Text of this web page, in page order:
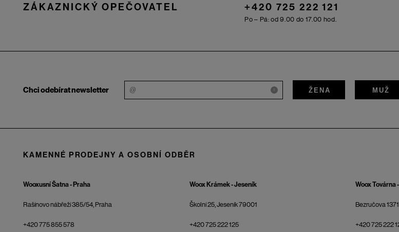
ZÁKAZNICKÝ OPEČOVATEL +420 725 222 121
Po – Pá: od 9.00 do 17.00 hod.
Chci odebírat newsletter i ŽENA MUŽ
KAMENNÉ PRODEJNY A OSOBNÍ ODBĚR
Wooxusní Šatna - Praha
Rašínovo nábřeží 385/54, Praha
+420 775 855 578
Woox Krámek - Jeseník
Školní 25, Jeseník 79001
+420 725 222 125
Woox Továrna
Bezručova
+420 725 222